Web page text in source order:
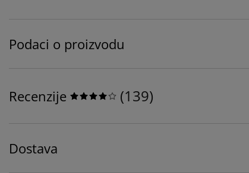
Podaci o proizvodu
Recenzije (139)
Dostava